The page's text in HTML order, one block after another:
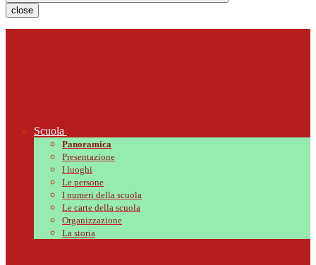
close
Scuola
Panoramica
Presentazione
I luoghi
Le persone
I numeri della scuola
Le carte della scuola
Organizzazione
La storia